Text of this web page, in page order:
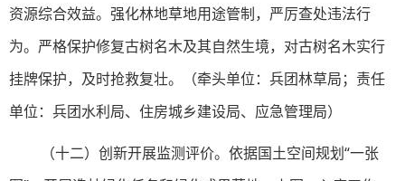
资源综合效益。强化林地草地用途管制，严厉查处违法行
为。严格保护修复古树名木及其自然生境，对古树名木实行
挂牌保护，及时抢救复壮。（牵头单位：兵团林草局；责任
单位：兵团水利局、住房城乡建设局、应急管理局）
（十二）创新开展监测评价。依据国土空间规划“一张